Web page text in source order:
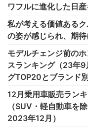
ワフルに進化した日
私が考える価値ある
の姿が感じられ、期
モデルチェンジ前の
スランキング（23年
グTOP20とブランド
12月乗用車販売ラン
（SUV・軽自動車を
2023年12月）